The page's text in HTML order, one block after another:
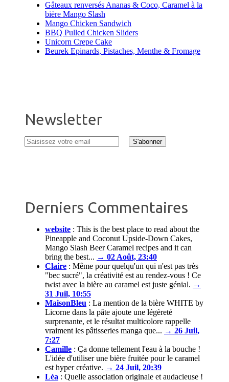
Gâteaux renversés Ananas & Coco, Caramel à la
bière Mango Slash
Mango Chicken Sandwich
BBQ Pulled Chicken Sliders
Unicorn Crepe Cake
Beurek Epinards, Pistaches, Menthe & Fromage
Newsletter
Derniers Commentaires
website : This is the best place to read about the
Pineapple and Coconut Upside-Down Cakes,
Mango Slash Beer Caramel recipes and it can
bring the best... → 02 Août, 23:40
Claire : Même pour quelqu'un qui n'est pas très
"bec sucré", la créativité est au rendez-vous ! Ce
twist avec la bière au caramel est juste génial. →
31 Juil, 10:55
MaisonBleu : La mention de la bière WHITE by
Licorne dans la pâte ajoute une légèreté
surprenante, et le résultat multicolore rappelle
vraiment les pâtisseries manga que... → 26 Juil,
7:27
Camille : Ça donne tellement l'eau à la bouche !
L'idée d'utiliser une bière fruitée pour le caramel
est hyper créative. → 24 Juil, 20:39
Léa : Quelle association originale et audacieuse !